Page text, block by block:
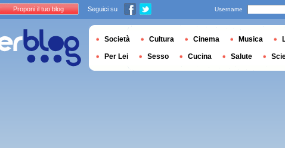
Proponi il tuo blog Seguici su Username
Società Cultura Cinema Musica
Per Lei Sesso Cucina Salute